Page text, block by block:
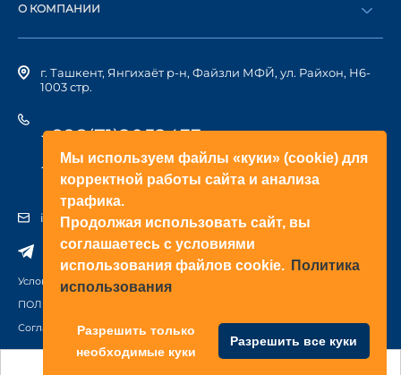
Мы используем файлы «куки» (cookie) для
корректной работы сайта и анализа
трафика.
Продолжая использовать сайт, вы
соглашаетесь с условиями
использования файлов cookie. Политика
использования
Разрешить только
необходимые куки
Разрешить все куки
О КОМПАНИИ
История компании
г. Ташкент, Янгихаёт р-н, Файзли МФЙ, ул. Райхон, Н6-
1003 стр.
+998(71)2052433
+998(71)2052422
info@doorhan.uz
Условия использования сайта
ПОЛИТИКА КОНФИДЕНЦИАЛЬНОСТИ
Соглашение на обработку персональных данных